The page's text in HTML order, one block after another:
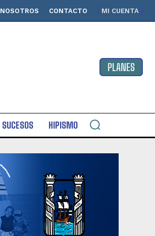
NOSOTROS CONTACTO MI CUENTA
PLANES
SUCESOS HIPISMO